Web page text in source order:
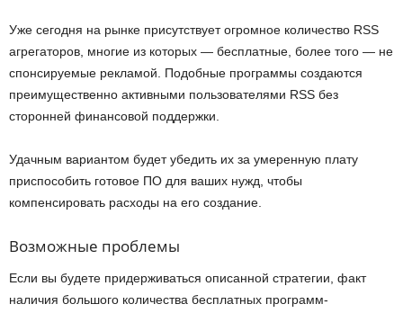
Уже сегодня на рынке присутствует огромное количество RSS
агрегаторов, многие из которых — бесплатные, более того — не
спонсируемые рекламой. Подобные программы создаются
преимущественно активными пользователями RSS без
сторонней финансовой поддержки.
Удачным вариантом будет убедить их за умеренную плату
приспособить готовое ПО для ваших нужд, чтобы
компенсировать расходы на его создание.
Возможные проблемы
Если вы будете придерживаться описанной стратегии, факт
наличия большого количества бесплатных программ-